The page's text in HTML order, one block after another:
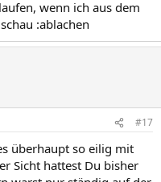
wenn ich aus dem
:ablachen
#17
überhaupt so eilig mit
Sicht hattest Du bisher